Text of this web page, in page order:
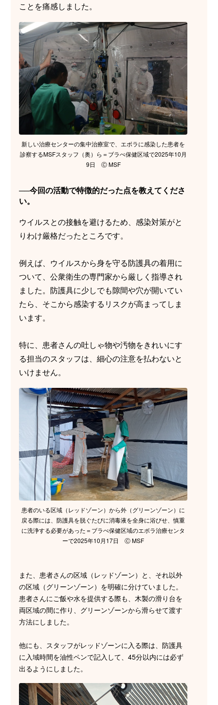
ことを痛感しました。
新しい治療センターの集中治療室で、エボラに感染した患者を
診察するMSFスタッフ（奥）ら＝ブラぺ保健区域で2025年10月
9日 Ⓒ MSF
──今回の活動で特徴的だった点を教えてくださ
い。
ウイルスとの接触を避けるため、感染対策がと
りわけ厳格だったところです。
例えば、ウイルスから身を守る防護具の着用に
ついて、公衆衛生の専門家から厳しく指導され
ました。防護具に少しでも隙間や穴が開いてい
たら、そこから感染するリスクが高まってしま
います。
特に、患者さんの吐しゃ物や汚物をきれいにす
る担当のスタッフは、細心の注意を払わないと
いけません。
患者のいる区域（レッドゾーン）から外（グリーンゾーン）に
戻る際には、防護具を脱ぐたびに消毒液を全身に浴びせ、慎重
に洗浄する必要があった＝ブラぺ保健区域のエボラ治療センタ
ーで2025年10月17日 Ⓒ MSF
また、患者さんの区域（レッドゾーン）と、それ以外
の区域（グリーンゾーン）を明確に分けていました。
患者さんにご飯や水を提供する際も、木製の滑り台を
両区域の間に作り、グリーンゾーンから滑らせて渡す
方法にしました。
他にも、スタッフがレッドゾーンに入る際は、防護具
に入域時間を油性ペンで記入して、45分以内には必ず
出るようにしました。